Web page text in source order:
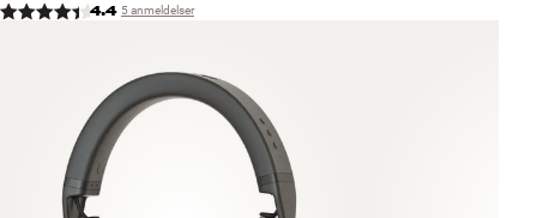
Kabler
Tilbehør
INSPIRASJON
MERKER
4.4 5 anmeldelser